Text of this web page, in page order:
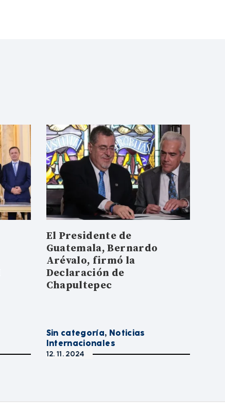
El Presidente de
Guatemala, Bernardo
Arévalo, firmó la
Declaración de
Chapultepec
Sin categoría, Noticias
Internacionales
12. 11. 2024